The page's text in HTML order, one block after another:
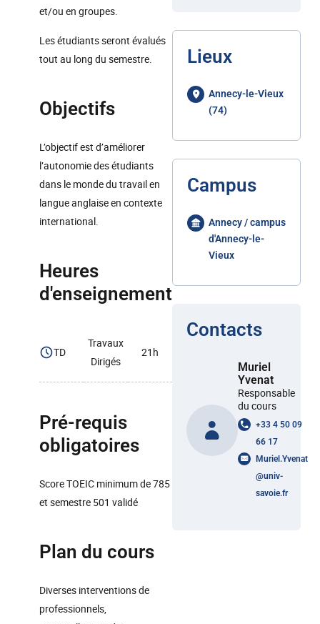
et/ou en groupes.
Les étudiants seront évalués
tout au long du semestre.
Objectifs
L’objectif est d’améliorer
l’autonomie des étudiants
dans le monde du travail en
langue anglaise en contexte
international.
Heures
d'enseignement
TD
Travaux
Dirigés
21h
Pré-requis
obligatoires
Score TOEIC minimum de 785
et semestre 501 validé
Plan du cours
Diverses interventions de
professionnels,
Lieux
Annecy-le-Vieux
(74)
Campus
Annecy / campus
d'Annecy-le-
Vieux
Contacts
Muriel
Yvenat
Responsable
du cours
+33 4 50 09
66 17
Muriel.Yvenat
@univ-
savoie.fr